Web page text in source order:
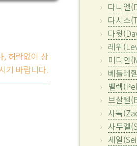
, 허락없이 상
기 바랍니다.
다니엘
다시스
다윗
레위
미디안
베들레
벨렉
브살렐
사독
사무엘
세일